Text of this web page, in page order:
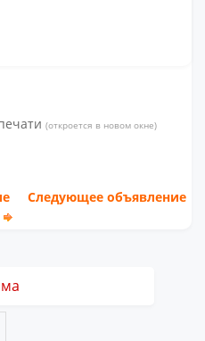
(откроется в новом окне)
Следующее объявление